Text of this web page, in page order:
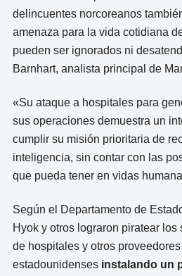
delincuentes norcoreanos
amenaza para la vida cotidiana
pueden ser ignorados ni
Barnhart, analista principal de
«Su ataque a hospitales para
sus operaciones demuestra un
cumplir su misión prioritaria de
inteligencia, sin contar con las
que pueda tener en vidas
Según el Departamento de
Hyok y otros lograron piratear los
de hospitales y otros
estadounidenses instalando un